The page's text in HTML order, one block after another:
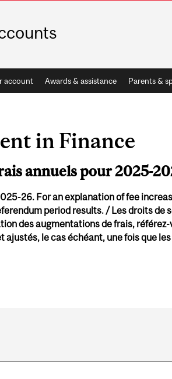
account Awards & assistance Parents &
in Finance
annuels pour 2025-
26. For an explanation of fee
period results. / Les droits
des augmentations de frais, référez-
ajustés, le cas échéant, une fois que